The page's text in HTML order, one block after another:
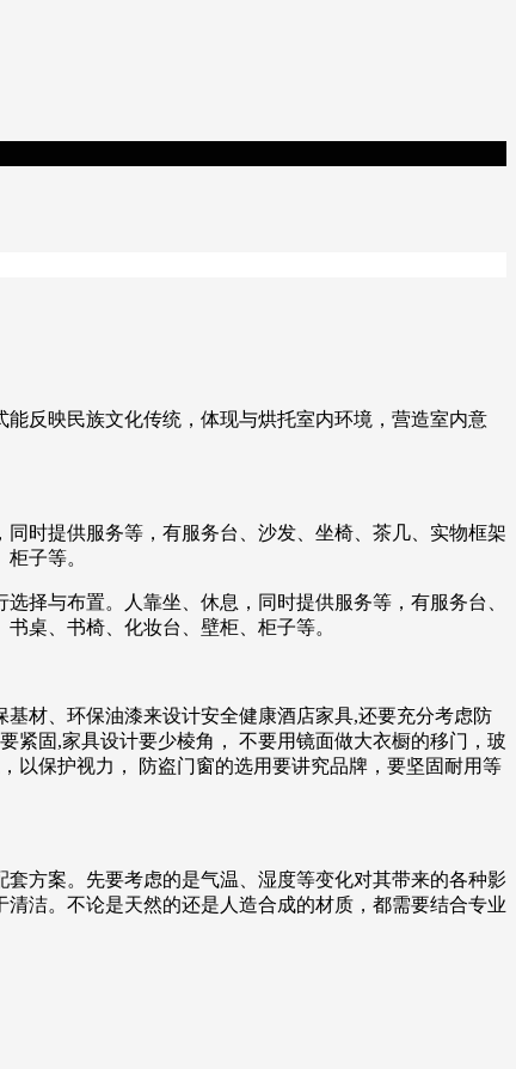
反映民族文化传统，体现与烘托室内环境，营造室内意
时提供服务等，有服务台、沙发、坐椅、茶几、实物框架
子等。
择与布置。人靠坐、休息，同时提供服务等，有服务台、
桌、书椅、化妆台、壁柜、柜子等。
材、环保油漆来设计安全健康酒店家具,还要充分考虑防
紧固,家具设计要少棱角， 不要用镜面做大衣橱的移门，玻
以保护视力， 防盗门窗的选用要讲究品牌，要坚固耐用等
方案。先要考虑的是气温、湿度等变化对其带来的各种影
洁。不论是天然的还是人造合成的材质，都需要结合专业